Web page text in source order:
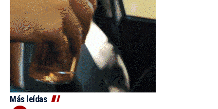
Más leídas